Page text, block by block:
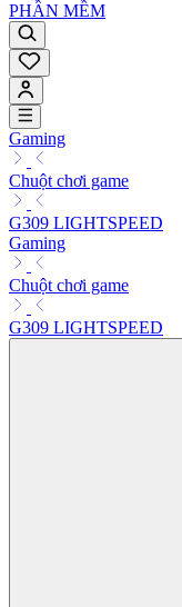
PHẦN MỀM
Gaming
Chuột chơi game
G309 LIGHTSPEED
Gaming
Chuột chơi game
G309 LIGHTSPEED